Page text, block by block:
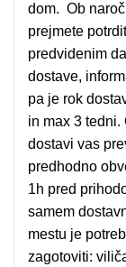
dom. Ob
prejmete
predvidenim
dostave,
pa je rok
in max 3 tedni.
dostavi vas
predhodno
1h pred
samem
mestu je
zagotoviti: